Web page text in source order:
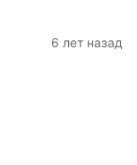
6 лет назад